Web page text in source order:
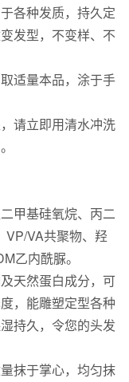
各种发质，持久定
发型，不变样、不
适量本品，涂于手
请立即用清水冲洗
甲基硅氧烷、丙二
VP/VA共聚物、羟
乙内酰脲。
天然蛋白成分，可
，能雕塑定型各种
持久，令您的头发
抹于掌心，均匀抹